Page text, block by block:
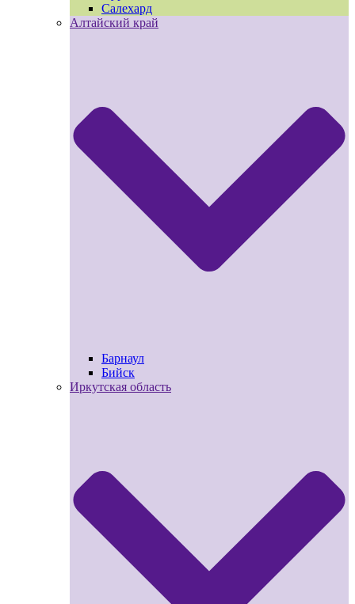
Салехард
Алтайский край
Барнаул
Бийск
Иркутская область